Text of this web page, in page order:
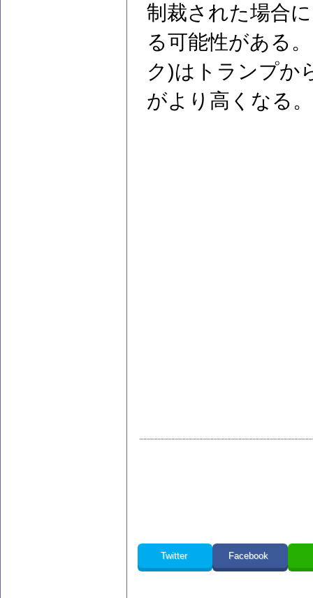
制裁された場合
る可能性がある
ク)はトランプか
がより高くなる。
Twitter Facebook